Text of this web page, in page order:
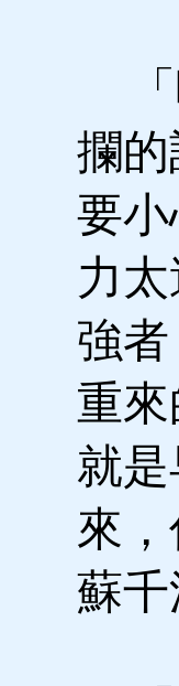
「
攔
要
力
強
重
就
來
蘇